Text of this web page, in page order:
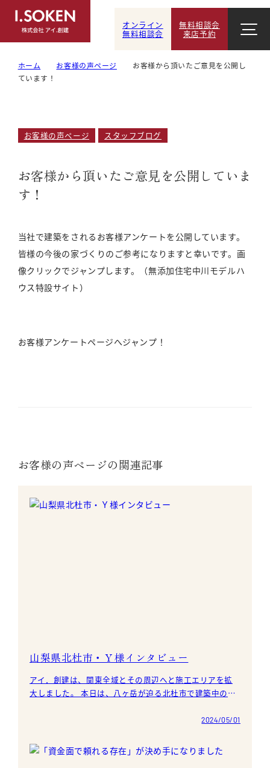
オンライン
無料相談会
無料相談会
来店予約
ホーム お客様の声ページ
お客様から頂いたご意見を公開し
ています！
お客様の声ページ スタッフブログ
お客様から頂いたご意見を公開していま
す！
当社で建築をされるお客様アンケートを公開しています。
皆様の今後の家づくりのご参考になりますと幸いです。画
像クリックでジャンプします。（無添加住宅中川モデルハ
ウス特設サイト）
お客様アンケートページへジャンプ！
お客様の声ページの関連記事
山梨県北杜市・Ｙ様インタビュー
アイ．創建は、関東全域とその周辺へと施工エリアを拡
大しました。 本日は、八ヶ岳が迫る北杜市で建築中の、
2024/05/01